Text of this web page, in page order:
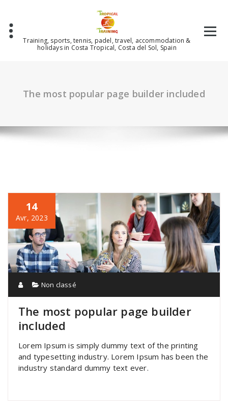
contenu
Training, sports, tennis, padel, travel, accommodation &
holidays in Costa Tropical, Costa del Sol, Spain
The most popular page builder included
14
Avr, 2023
Non classé
The most popular page builder
included
Lorem Ipsum is simply dummy text of the printing
and typesetting industry. Lorem Ipsum has been the
industry standard dummy text ever.